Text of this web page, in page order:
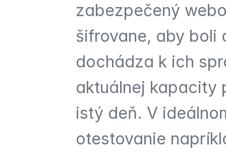
zabezpečený
šifrovane, aby boli
dochádza k ich
aktuálnej kapacity
istý deň. V
otestovanie